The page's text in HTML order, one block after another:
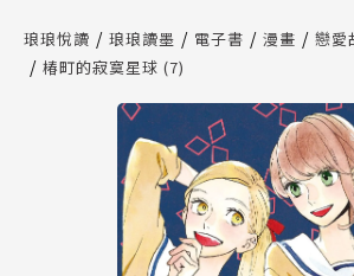
查詢
【公告】琅琅讀墨數位閱讀資產合
琅琅悅讀 琅琅讀墨 電子書 漫畫
戀愛
椿町的寂寞星球 (7)